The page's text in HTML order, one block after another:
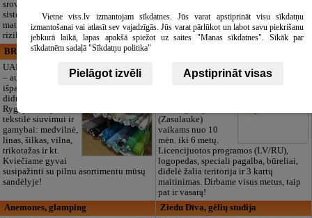
srovių ir apsaugos
sistemų įrengimą, projektavimą,
matavimus bei elektros ūkio saugumo
rizikos vertinimą.
Taip pat siūlome autentiškus tautinius
latviškus užtiesalus velionio atminimui
pagerbti.
BRISTOLS ES, SIA
UAB „Bristols ES“
– audinių
išparduotuvė ir
didmeninė prekyba
Rygoje. Kokybiška
tekstilė siuvimui ir
gamybai: medvilnė,
linas, šilkas, vilna,
trikotažas ir kt.
Kviečiame gyvai
susipažinti su pilnu asortimentu mūsų
sandėlyje!
Privatus vaikų
(Zasulauke)
vaikams nuo 10
mėn. iki 6 metų.
Licencijuotos programos (LV/RU),
logopedas, speciali pagalba, būreliai,
didelė žalia teritorija ir 3 kartų
maitinimas. Dirbame visus metus, taip
pat ir vasarą!
Anemones, glamping
Ziedu Dīva, gėlių studija
Vietne viss.lv izmantojam sīkdatnes. Jūs varat apstiprināt visu sīkdatņu
izmantošanai vai atlasīt sev vajadzīgās. Jūs varat pārlūkot un labot savu piekrišanu
jebkurā laikā, lapas apakšā spiežot uz saites "Manas sīkdatnes". Sīkāk par
sīkdatnēm sadaļā "Sīkdatņu politika"
Pielāgot izvēli Apstiprināt visas